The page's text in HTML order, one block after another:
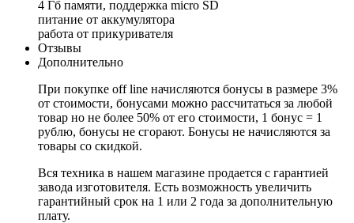
4 Гб памяти, поддержка micro SD
питание от аккумулятора
работа от прикуривателя
Отзывы
Дополнительно
При покупке off line начисляются бонусы в размере 3%
от стоимости, бонусами можно рассчитаться за любой
товар но не более 50% от его стоимости, 1 бонус = 1
рублю, бонусы не сгорают. Бонусы не начисляются за
товары со скидкой.
Вся техника в нашем магазине продается с гарантией
завода изготовителя. Есть возможность увеличить
гарантийный срок на 1 или 2 года за дополнительную
плату.